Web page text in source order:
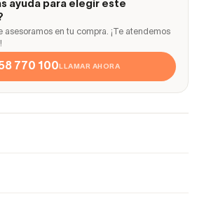
ayuda para elegir este
asesoramos en tu compra. ¡Te atendemos
770 100LLAMAR AHORA